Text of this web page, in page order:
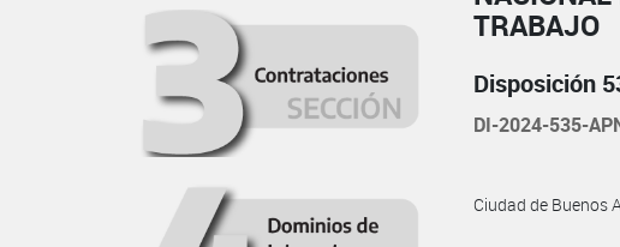
TRABAJO
Disposición
DI-2024-535-
Ciudad de Buenos